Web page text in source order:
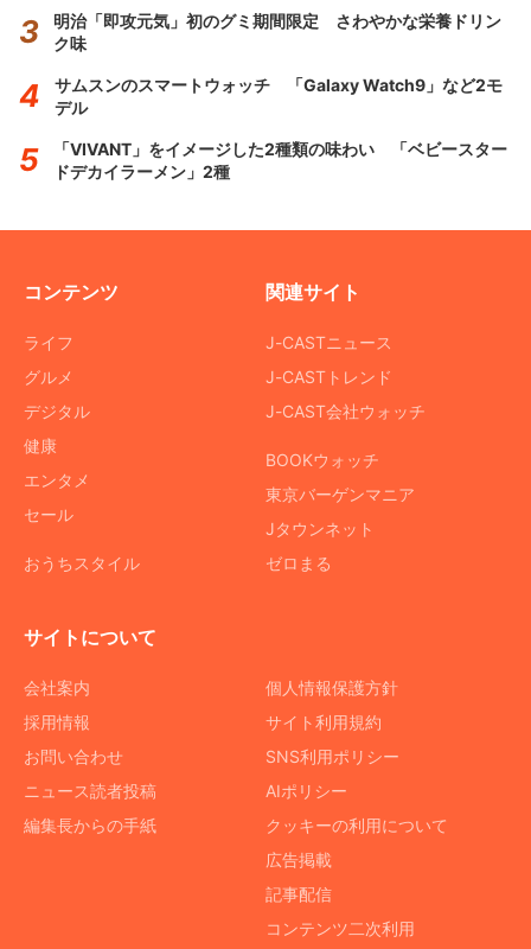
明治「即攻元気」初のグミ期間限定 さわやかな栄養ドリン
ク味
サムスンのスマートウォッチ 「Galaxy Watch9」など2モ
デル
「VIVANT」をイメージした2種類の味わい 「ベビースター
ドデカイラーメン」2種
コンテンツ
ライフ
グルメ
デジタル
健康
エンタメ
セール
おうちスタイル
関連サイト
J-CASTニュース
J-CASTトレンド
J-CAST会社ウォッチ
BOOKウォッチ
東京バーゲンマニア
Jタウンネット
ゼロまる
サイトについて
会社案内
採用情報
お問い合わせ
ニュース読者投稿
編集長からの手紙
個人情報保護方針
サイト利用規約
SNS利用ポリシー
AIポリシー
クッキーの利用について
広告掲載
記事配信
コンテンツ二次利用